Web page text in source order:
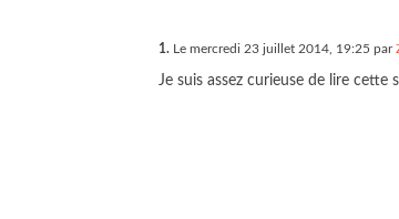
1. Le mercredi 23 juillet 2014, 19:25 par
Je suis assez curieuse de lire